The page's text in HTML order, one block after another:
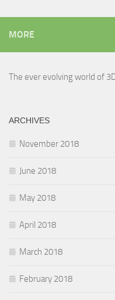
MORE
The ever evolving world of
ARCHIVES
November 2018
June 2018
May 2018
April 2018
March 2018
February 2018